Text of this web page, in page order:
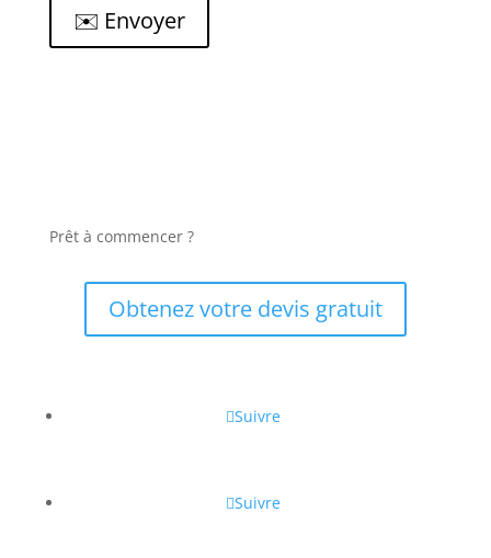
✉️ Envoyer
Prêt à commencer ?
Obtenez votre devis gratuit
Suivre
Suivre